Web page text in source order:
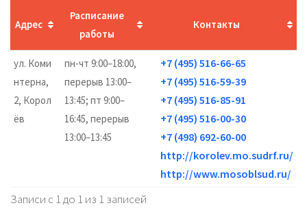
Адрес
Расписание
работы
Контакты
ул. Коми
нтерна,
2, Корол
ёв
пн-чт 9:00–18:00,
перерыв 13:00–
13:45; пт 9:00–
16:45, перерыв
13:00–13:45
+7 (495) 516-66-65
+7 (495) 516-59-39
+7 (495) 516-85-91
+7 (495) 516-00-30
+7 (498) 692-60-00
http://korolev.mo.sudrf.ru/
http://www.mosoblsud.ru/
Записи с 1 до 1 из 1 записей